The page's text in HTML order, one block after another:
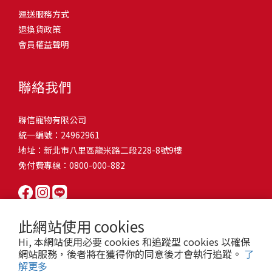
此網站使用 cookies
Hi, 本網站使用必要 cookies 和追蹤型 cookies 以確保
網站服務，後者將在獲得你的同意後才會執行追蹤。 了
解更多
和獨立能力。 幼犬訓練常見問題Q1: 幾個月大的幼犬最適合開始訓
練？A: 訓練可從幼犬到家首日開始（約8-10週大）。3-16週是社會
化黃金期，每次訓練控制在5-10分鐘內。Q2: 幼犬如廁訓練需要多久
屬啃咬玩具作替代品，發現不當啃咬時堅定說「不」，並引導至適
尿尿？A: 建立固定如廁時間表，成功時立即獎勵。限制活動範圍並
密切監督。意外發生時不責罵，使用專用除臭劑徹底清理。Q5: 幼犬
一直吠叫怎麼辦？A: 找出原因（尋求注意力、警戒、焦慮）。訓練
「安靜」指令，停止吠叫時獎勵。避免對吠叫作出反應，確保充分
向獎勵比懲罰更有效且健康。懲罰可能導致恐懼或攻擊行為，破壞
狗狗怎麼辦？A: 循序漸進社交化，從友善成犬開始。不強迫互動，
正面經驗後給予獎勵。考慮參加專業幼犬社交課程。Q8: 幼犬分離焦
慮要如何處理？A: 練習短暫分離，逐漸延長。離開和返家時保持低
調。提供能分散注意力的玩具，建立可預測的離家儀式。每隻幼犬
熱，水分流失快，腸道可能變得敏感，導致糞便變軟或拉稀。如果
換季時沒有適當調整環境，貓咪的腸胃就可能跟著「鬧脾氣」。冬
天注意保暖，提供暖墊、厚毯，避免冷風直吹。夏天補充水分，可
像是開冷氣又突然關掉，容易讓貓咪腸胃受影響。重點提醒：換季
時，記得關心貓咪的腸胃狀況，適當調整環境，幫助毛孩適應！ 貓
有血絲、異味特別重，那就要小心可能是 寄生蟲感染（如蛔蟲、鈎
蟲、球蟲）或腸胃炎、腸道疾病。這類情況會影響營養吸收，長期
下來甚至可能造成貓咪消瘦、免疫力下降。定期驅蟲（幼貓建議每
月一次，成貓每 3~6 個月一次）。觀察貓咪精神狀態，如果還伴隨
嘔吐、食慾下降，務必儘早就醫。重點提醒：如果貓咪拉肚子超過 2
天，或糞便異常，應立即帶去獸醫院檢查！ 貓咪拉肚子原因5. 情緒
壓力影響腸胃壓力不只影響人類，也會影響貓咪的腸胃！過度緊
張、焦慮、驚嚇（如煙火聲、大聲喧嘩），都可能讓貓咪拉肚子。
尤其是個性敏感的貓咪，對變化的適應力比較低，壓力一大，腸胃
就先「罷工」。減少壓力來源，盡量讓貓咪的作息固定。給貓咪陪
活中輕鬆改善看到滿屋子的貓毛是不是很抓狂？別擔心！其實只要
透過一些簡單的日常照護方式，就能有效減少貓咪掉毛情況。從梳
毛、洗澡到增加互動和營養調整，這些小撇步不僅能幫助貓咪維持
行動吧！ 預防貓掉毛方法1：勤勞梳毛養貓必備神器就是各種梳子
啦！勤勞梳毛是最直接有效的掉毛控制方法。定期梳理可以幫貓咪
髮打結和皮膚問題。建議週期：短毛貓每週梳1-2次，長毛貓則建議
2-3天梳一次。挑選合適的梳具也很重要，可以準備橡膠刷、鬃毛刷
或專用脫毛梳，依照毛質選擇。記得將梳毛變成愉快的日常儀式，
不僅能增加你們的互動時間，也讓貓咪享受被梳理的舒適感！預防
貓掉毛方法2：定期洗澡「貓咪會自己清潔，不需要洗澡」這個想法
其實不完全正確哦！適當的洗澡能幫助貓咪清除死毛和皮屑，減少
澡頻率不宜過高，一般室內貓咪1-3個月洗一次就足夠，過度洗澡反
而會造成皮膚乾燥。選擇專為貓咪設計的溫和洗毛精，洗後一定要
完全吹乾，避免濕毛造成皮膚問題。如果貓咪特別害怕洗澡，可以
的紙箱。建議一開始可以購買單價較低的入門款，觀察一下貓咪的
使用狀況，再考慮購買「豪宅」！ 項目費用用品貓碗$300貓窩
$500貓跳台$1,500貓砂盆$500貓抓板$300外出籠$1,000一次性養貓
咪是非常需要安全感的動物，可以準備一個專屬他的「寶座」，當
花費3：貓跳台貓咪雖然不需要外出進行放電，但在家中還是需要擺
放高度適合的貓跳台提供貓咪玩耍，貓跳台與貓窩相同，能給予貓
咪對於環境的安全感。一次性養貓用品相關花費4：貓砂盆貓咪排泄
用品，可選擇合適貓咪體型大小，不宜過小。一次性養貓用品相關
想，需要準備一個能夠讓牠們放肆磨爪的貓抓板。一次性養貓用品
時，外出籠就非常重要，平常也可以適度讓貓咪適應外出籠，避免
緊急情況時，貓咪過度抗拒。總結來說貓咪在健康及用品的一次性
費用大約落在 $ 7900~ $ 11600不等。雖說金額看起來不少，但以上
運送服務方式
退換貨政策
會員權益聲明
聯絡我們
聯信寵物有限公司
統一編號：24962961
地址：新北市八里區龍米路二段228-8號9樓
免付費專線：0800-000-882